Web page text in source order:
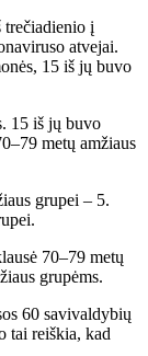
trečiadienio į
atvejai.
15 iš jų buvo
15 iš jų buvo
metų amžiaus
grupei – 5.
70–79 metų
grupėms.
60 savivaldybių
tai reiškia, kad